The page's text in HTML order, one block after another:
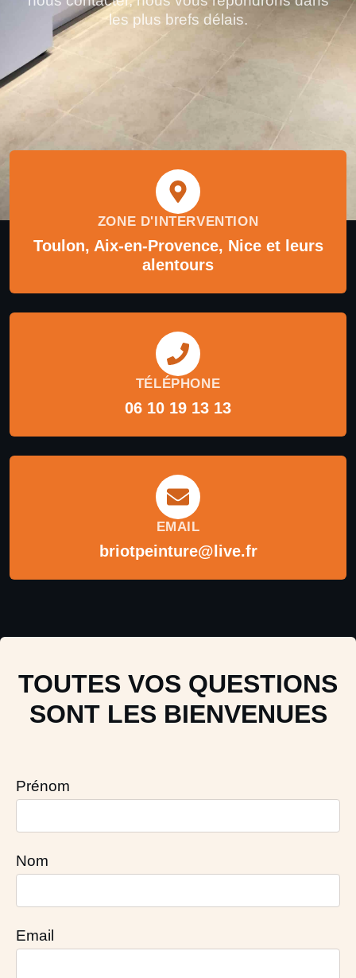
les plus brefs délais.
ZONE D'INTERVENTION
Toulon, Aix-en-Provence, Nice et leurs
alentours
TÉLÉPHONE
06 10 19 13 13
EMAIL
briotpeinture@live.fr
TOUTES VOS QUESTIONS
SONT LES BIENVENUES
Prénom
Nom
Email